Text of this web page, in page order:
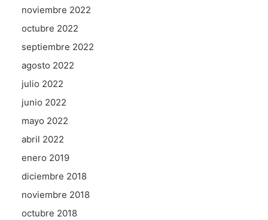
noviembre 2022
octubre 2022
septiembre 2022
agosto 2022
julio 2022
junio 2022
mayo 2022
abril 2022
enero 2019
diciembre 2018
noviembre 2018
octubre 2018